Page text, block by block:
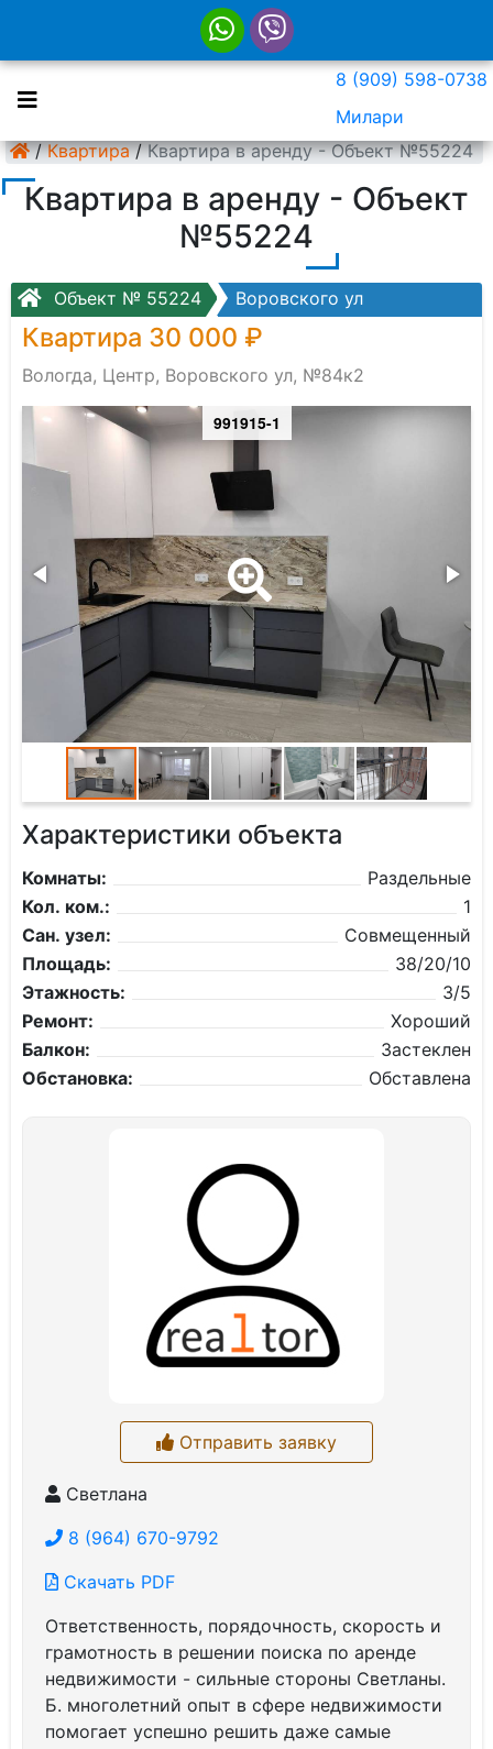
8 (909) 598-0738
Милари
/ Квартира / Квартира в аренду - Объект №55224
Квартира в аренду - Объект
№55224
Объект № 55224 Воровского ул
Квартира 30 000 ₽
Вологда, Центр, Воровского ул, №84к2
991915-1
Характеристики объекта
Комнаты:
Раздельные
Кол. ком.:
1
Сан. узел:
Совмещенный
Площадь:
38/20/10
Этажность:
3/5
Ремонт:
Хороший
Балкон:
Застеклен
Обстановка:
Обставлена
Отправить заявку
Светлана
8 (964) 670-9792
Скачать PDF
Ответственность, порядочность, скорость и
грамотность в решении поиска по аренде
недвижимости - сильные стороны Светланы.
Б. многолетний опыт в сфере недвижимости
помогает успешно решить даже самые